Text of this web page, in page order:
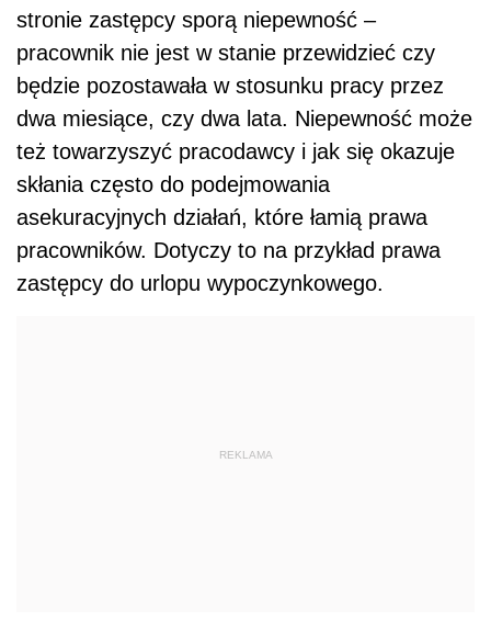
stronie zastępcy sporą niepewność –
pracownik nie jest w stanie przewidzieć czy
będzie pozostawała w stosunku pracy przez
dwa miesiące, czy dwa lata. Niepewność może
też towarzyszyć pracodawcy i jak się okazuje
skłania często do podejmowania
asekuracyjnych działań, które łamią prawa
pracowników. Dotyczy to na przykład prawa
zastępcy do urlopu wypoczynkowego.
REKLAMA